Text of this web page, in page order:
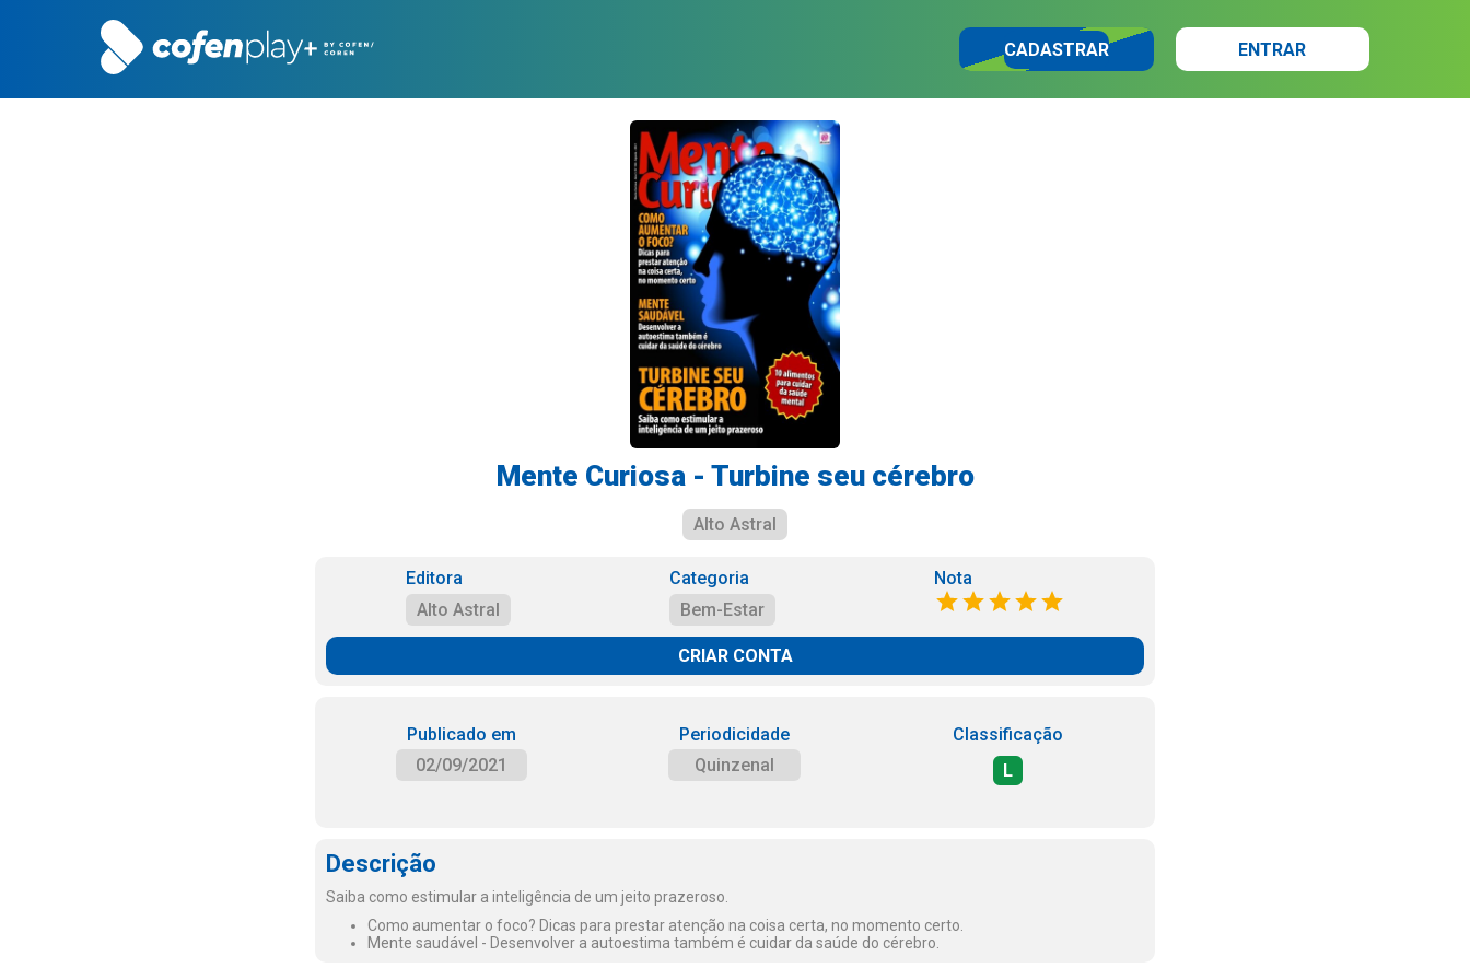
CADASTRAR ENTRAR
Mente Curiosa - Turbine seu cérebro
Alto Astral
Editora
Alto Astral
Categoria
Bem-Estar
Nota
CRIAR CONTA
Publicado em
02/09/2021
Periodicidade
Quinzenal
Classificação
L
Descrição
Saiba como estimular a inteligência de um jeito prazeroso.
Como aumentar o foco? Dicas para prestar atenção na coisa certa, no momento certo.
Mente saudável - Desenvolver a autoestima também é cuidar da saúde do cérebro.